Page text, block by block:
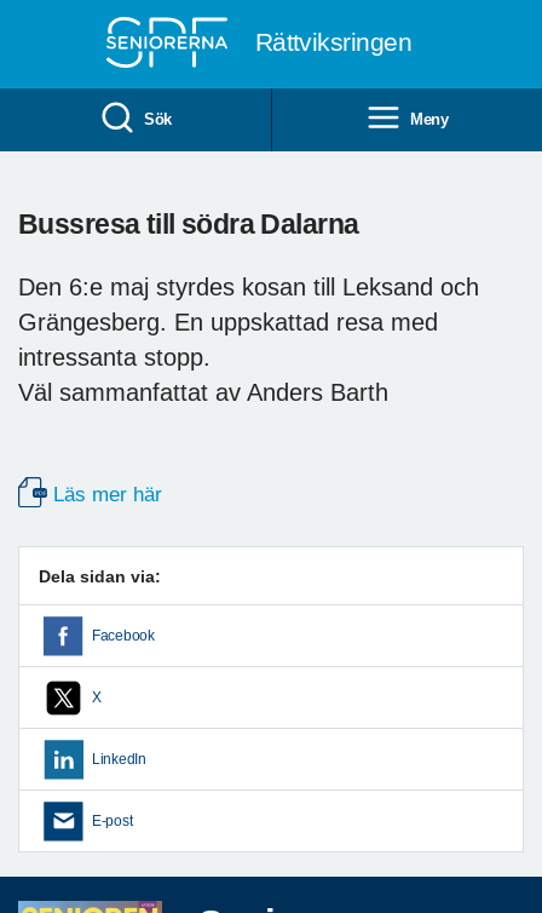
Rättviksringen
Sök Meny
Bussresa till södra Dalarna
Den 6:e maj styrdes kosan till Leksand och
Grängesberg. En uppskattad resa med
intressanta stopp.
Väl sammanfattat av Anders Barth
Läs mer här
Dela sidan via:
Facebook
X
LinkedIn
E-post